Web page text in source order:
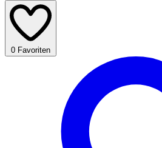
0 Favoriten